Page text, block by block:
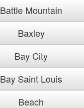
Battle Mountain
Baxley
Bay City
Bay Saint Louis
Beach